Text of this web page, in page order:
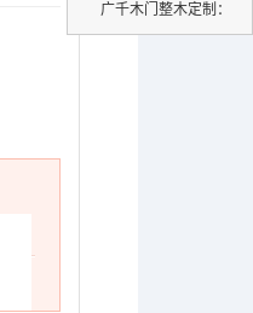
广千木门整木定制：